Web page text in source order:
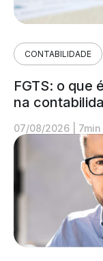
CONTABILIDADE
FGTS: o que
na
07/08/2026